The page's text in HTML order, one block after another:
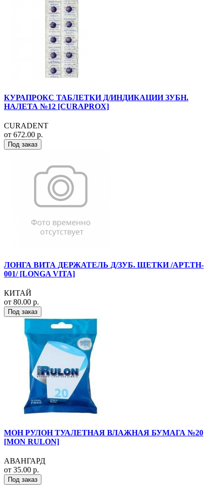
КУРАПРОКС ТАБЛЕТКИ Д/ИНДИКАЦИИ ЗУБН.
НАЛЕТА №12 [CURAPROX]
CURADENT
от 672.00 р.
Под заказ
ЛОНГА ВИТА ДЕРЖАТЕЛЬ Д/ЗУБ. ЩЕТКИ /АРТ.TH-
001/ [LONGA VITA]
КИТАЙ
от 80.00 р.
Под заказ
МОН РУЛОН ТУАЛЕТНАЯ ВЛАЖНАЯ БУМАГА №20
[MON RULON]
АВАНГАРД
от 35.00 р.
Под заказ